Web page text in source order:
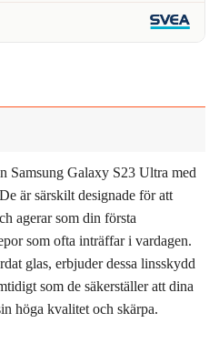
Samsung Galaxy S23 Ultra med
är särskilt designade för att
agerar som din första
som ofta inträffar i vardagen.
glas, erbjuder dessa linsskydd
som de säkerställer att dina
höga kvalitet och skärpa.